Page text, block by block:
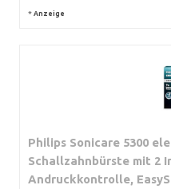
* Anzeige
Philips Sonicare 5300
Schallzahnbürste mit 2
Andruckkontrolle,